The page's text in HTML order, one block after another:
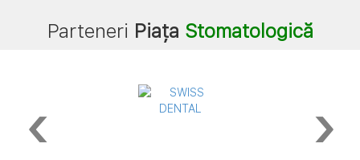
Parteneri Piața Stomatologică
‹ ›